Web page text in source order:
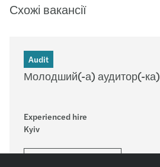
Схожі вакансії
Audit
Молодший(-а) аудитор(-ка)
Experienced hire
Kyiv